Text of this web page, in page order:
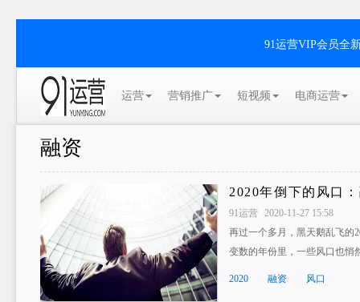
91运营VIP会员全
运营 营销推广 短视频 电商运营
融资
2020年倒下的风口
91运营 2020-11-27 15:58
再过一个多月，黑天鹅乱飞的
变数的年份里，一些风口也
2020 融资 风口